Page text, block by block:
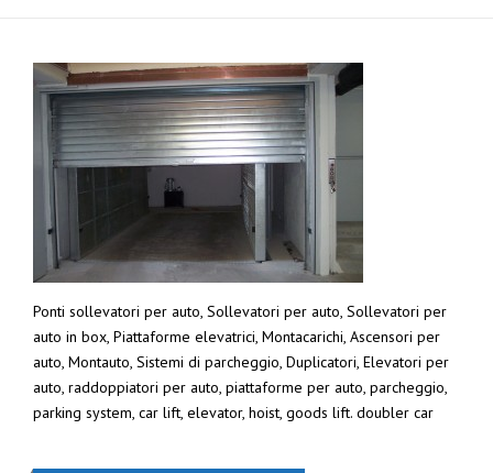
Ponti sollevatori per auto, Sollevatori per auto, Sollevatori per
auto in box, Piattaforme elevatrici, Montacarichi, Ascensori per
auto, Montauto, Sistemi di parcheggio, Duplicatori, Elevatori per
auto, raddoppiatori per auto, piattaforme per auto, parcheggio,
parking system, car lift, elevator, hoist, goods lift. doubler car